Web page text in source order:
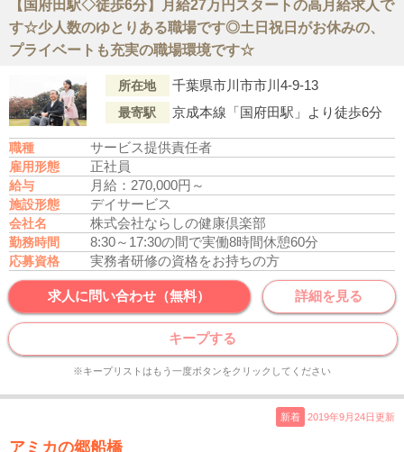
【国府田駅◇徒歩6分】月給27万円スタートの高月給求人で
す☆少人数のゆとりある職場です◎土日祝日がお休みの、
プライベートも充実の職場環境です☆
所在地 千葉県市川市市川4-9-13
最寄駅 京成本線「国府田駅」より徒歩6分
職種 サービス提供責任者
雇用形態 正社員
給与 月給：270,000円～
施設形態 デイサービス
会社名 株式会社ならしの健康倶楽部
勤務時間 8:30～17:30の間で実働8時間休憩60分
応募資格 実務者研修の資格をお持ちの方
求人に問い合わせ（無料） 詳細を見る
キープする
※キープリストはもう一度ボタンをクリックしてください
新着 2019年9月24日更新
アミカの郷船橋